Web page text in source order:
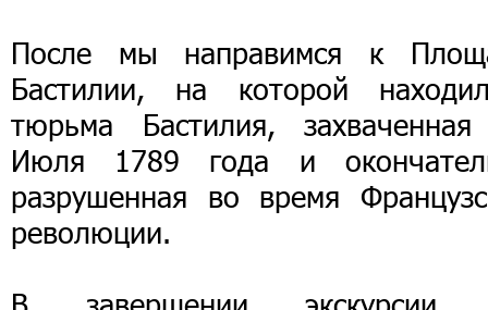
После мы направимся к
Бастилии, на которой
тюрьма Бастилия,
Июля 1789 года и
разрушенная во время
революции.